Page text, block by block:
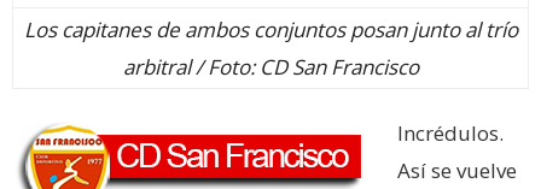
Los capitanes de ambos conjuntos posan junto al trío
arbitral / Foto: CD San Francisco
Incrédulos.
Así se vuelve